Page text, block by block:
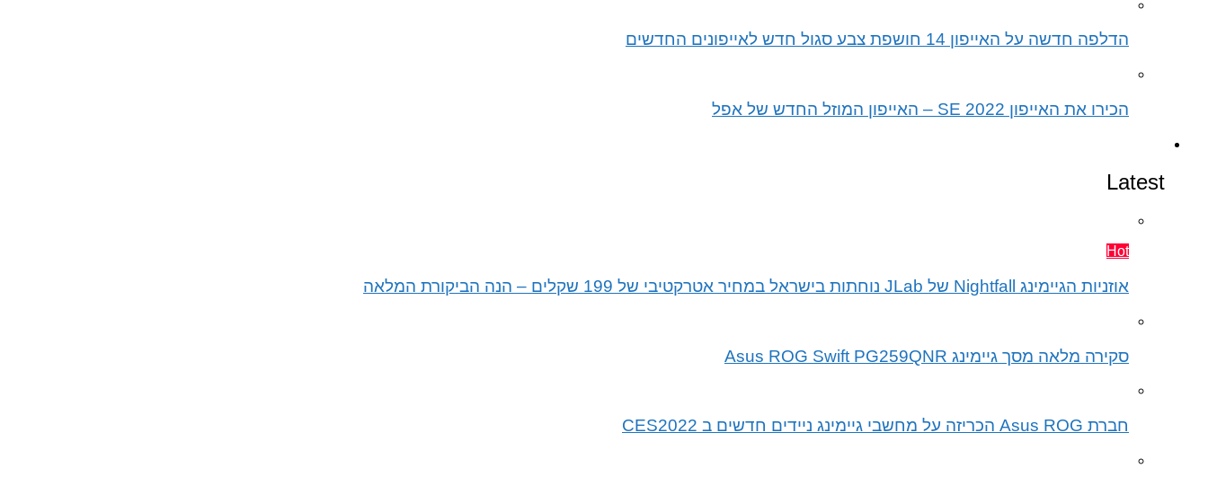
הדלפה חדשה על האייפון 14 חושפת צבע סגול חדש לאייפונים החדשים
הכירו את האייפון SE 2022 – האייפון המוזל החדש של אפל
Latest
Hot
אוזניות הגיימינג Nightfall של JLab נוחתות בישראל במחיר אטרקטיבי של 199 שקלים – הנה הביקורת המלאה
סקירה מלאה מסך גיימינג Asus ROG Swift PG259QNR
חברת Asus ROG הכריזה על מחשבי גיימינג ניידים חדשים ב CES2022